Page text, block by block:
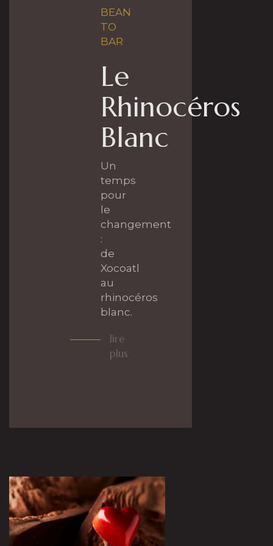
BEAN
TO
BAR
Le
Rhinocéros
Blanc
Un
temps
pour
le
changement
:
de
Xocoatl
au
rhinocéros
blanc.
lire
plus